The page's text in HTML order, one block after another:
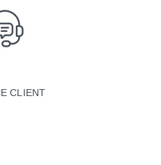
CLIENT